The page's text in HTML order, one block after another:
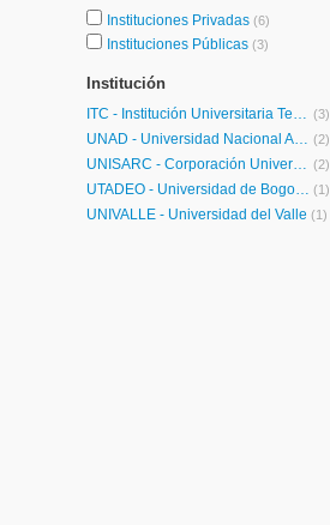
Instituciones Privadas (6)
Instituciones Públicas (3)
Institución
ITC - Institución Universitaria Tecnológica de Comfacauca (3)
UNAD - Universidad Nacional Abierta y a Distancia (2)
UNISARC - Corporación Universitaria Santa Rosa de Cabal (2)
UTADEO - Universidad de Bogotá Jorge Tadeo Lozano (1)
UNIVALLE - Universidad del Valle (1)